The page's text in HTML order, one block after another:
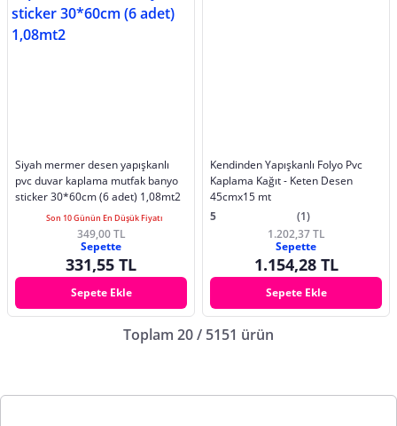
Siyah mermer desen yapışkanlı
pvc duvar kaplama mutfak banyo
sticker 30*60cm (6 adet) 1,08mt2
Son 10 Günün En Düşük Fiyatı
349,00 TL
Sepette
331,55 TL
Sepete Ekle
Kendinden Yapışkanlı Folyo Pvc
Kaplama Kağıt - Keten Desen
45cmx15 mt
5
(1)
1.202,37 TL
Sepette
1.154,28 TL
Sepete Ekle
Toplam 20 / 5151 ürün